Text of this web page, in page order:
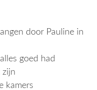
door Pauline in
goed had
zijn
kamers